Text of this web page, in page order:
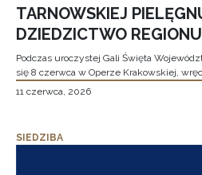
TARNOWSKIEJ
DZIEDZICTWO
Podczas uroczystej Gali Święta
się 8 czerwca w Operze Krakowskiej,
11 czerwca, 2026
SIEDZIBA